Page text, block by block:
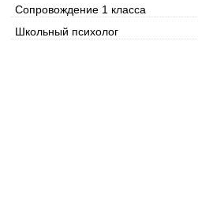
Сопровождение 1 класса
Школьный психолог